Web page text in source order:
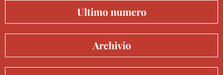
Ultimo numero
Archivio